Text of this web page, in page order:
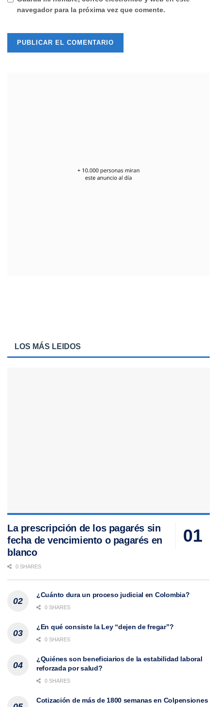
navegador para la próxima vez que comente.
LOS MÁS LEIDOS
La prescripción de los pagarés sin
fecha de vencimiento o pagarés en
blanco
0 SHARES
¿Cuánto dura un proceso judicial en Colombia?
0 SHARES
¿En qué consiste la Ley “dejen de fregar”?
0 SHARES
¿Quiénes son beneficiarios de la estabilidad laboral
reforzada por salud?
0 SHARES
Cotización de más de 1800 semanas en Colpensiones